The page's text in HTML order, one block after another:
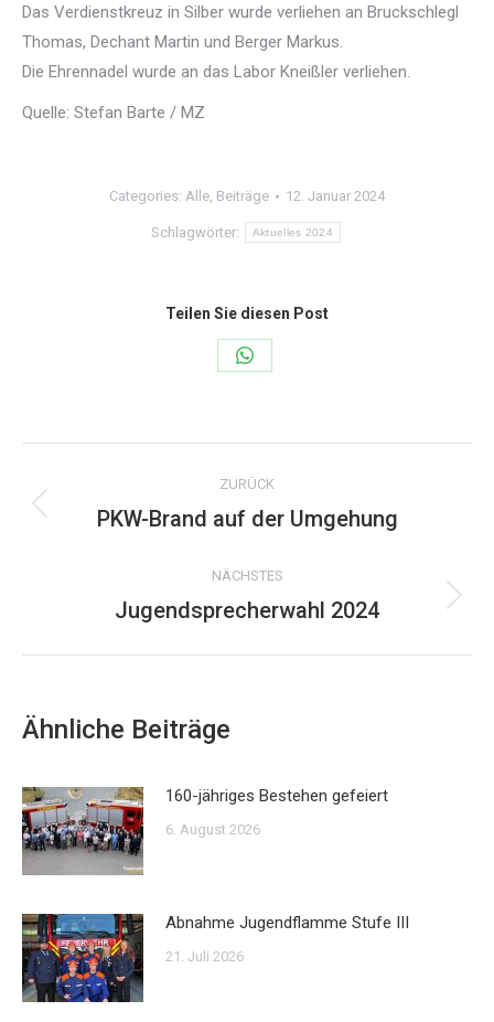
Das Verdienstkreuz in Silber wurde verliehen an Bruckschlegl
Thomas, Dechant Martin und Berger Markus.
Die Ehrennadel wurde an das Labor Kneißler verliehen.
Quelle: Stefan Barte / MZ
Categories: Alle, Beiträge 12. Januar 2024
Schlagwörter: Aktuelles 2024
Teilen Sie diesen Post
Share
WhatsApp
Kommentarnavigation
ZURÜCK
Vorheriger
PKW-Brand auf der Umgehung
NÄCHSTES
Nächster
Jugendsprecherwahl 2024
Ähnliche Beiträge
160-jähriges Bestehen gefeiert
6. August 2026
Abnahme Jugendflamme Stufe III
21. Juli 2026